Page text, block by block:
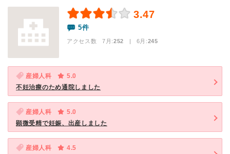
3.47
5件
アクセス数 7月:252 | 6月:245
産婦人科
5.0
不妊治療のため通院しました
産婦人科
5.0
顕微受精で妊娠、出産しました
産婦人科
4.5